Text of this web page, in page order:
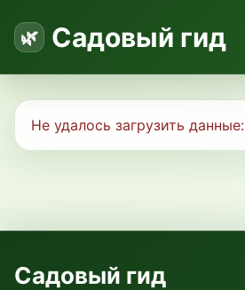
Садовый гид
Не удалось загрузить данные:
Садовый гид